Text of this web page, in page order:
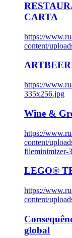
CARTA
https://
content/
https://
335x256.jpg
Wine &
https://
content/
fileminimizer-
LEGO®
https://
content/
global